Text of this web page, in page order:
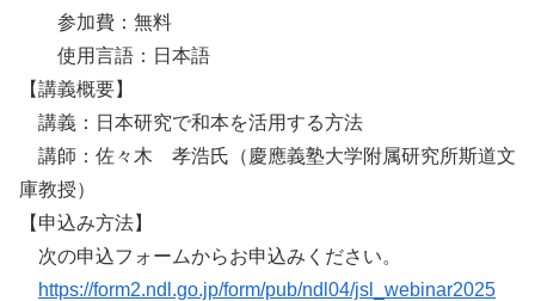
参加費：無料
使用言語：日本語
【講義概要】
講義：日本研究で和本を活用する方法
講師：佐々木 孝浩氏（慶應義塾大学附属研究所斯道文
庫教授）
【申込み方法】
次の申込フォームからお申込みください。
https://form2.ndl.go.jp/form/pub/ndl04/jsl_webinar2025